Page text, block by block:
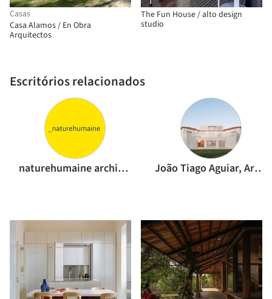
Casas
Casa Alamos / En Obra
Arquitectos
Escritórios relacionados
naturehumaine architecture João Tiago Aguiar, Arquitectos
The Fun House / alto design
studio